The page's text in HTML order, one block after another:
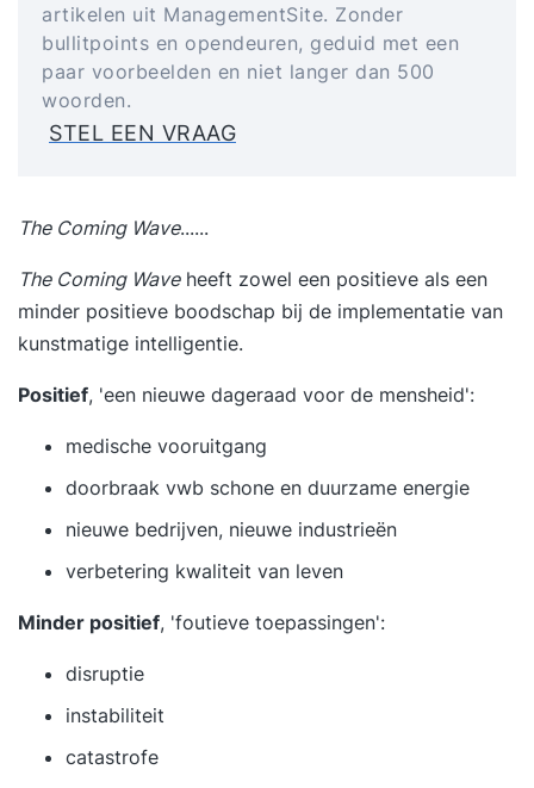
artikelen uit ManagementSite. Zonder
bullitpoints en opendeuren, geduid met een
paar voorbeelden en niet langer dan 500
woorden.
STEL EEN VRAAG
The Coming Wave......
The Coming Waveheeft zowel een positieve als een
minder positieve boodschap bij de implementatie van
kunstmatige intelligentie.
Positief, 'een nieuwe dageraad voor de mensheid':
medische vooruitgang
doorbraak vwb schone en duurzame energie
nieuwe bedrijven, nieuwe industrieën
verbetering kwaliteit van leven
Minder positief, 'foutieve toepassingen':
disruptie
instabiliteit
catastrofe